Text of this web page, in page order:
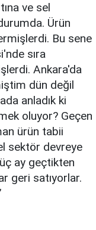
ve sel
Ürün
Bu sene
sıra
Ankara'da
dün değil
anladık ki
oluyor? Geçen
ürün tabii
sektör devreye
ay geçtikten
geri satıyorlar.